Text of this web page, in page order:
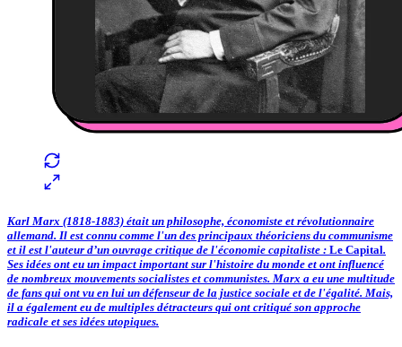
Karl Marx (1818-1883) était un philosophe, économiste et révolutionnaire
allemand. Il est connu comme l'un des principaux théoriciens du communisme
et il est l'auteur d’un ouvrage critique de l'économie capitaliste : Le Capital.
Ses idées ont eu un impact important sur l'histoire du monde et ont influencé
de nombreux mouvements socialistes et communistes. Marx a eu une multitude
de fans qui ont vu en lui un défenseur de la justice sociale et de l'égalité. Mais,
il a également eu de multiples détracteurs qui ont critiqué son approche
radicale et ses idées utopiques.